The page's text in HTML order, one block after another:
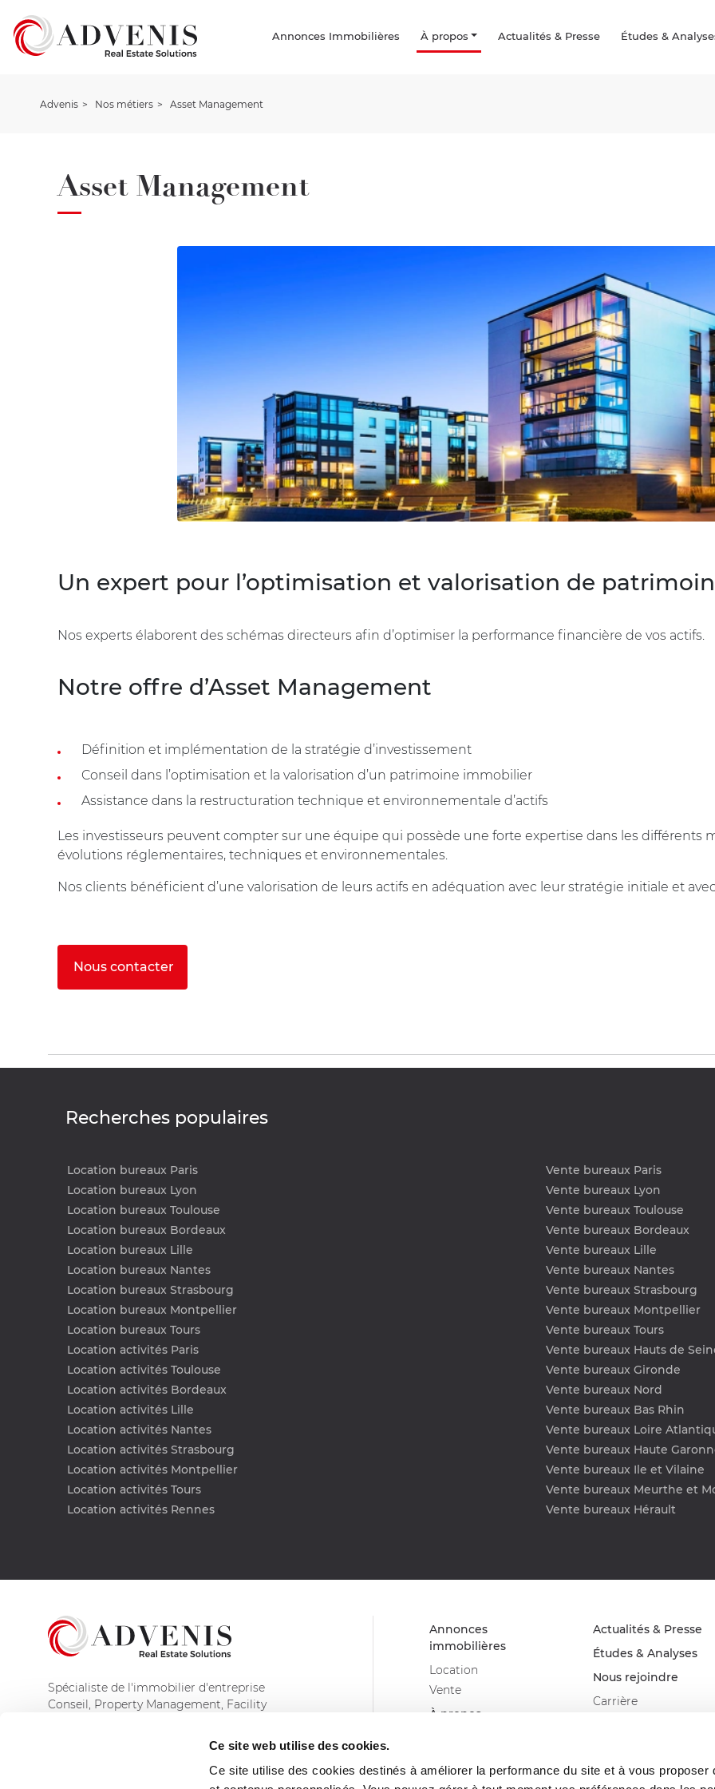
Ce site web utilise des cookies.
Ce site utilise des cookies destinés à améliorer la performance du site et à vous proposer
Annonces Immobilières À propos Actualités & Presse Études &
Advenis Nos métiers Asset Management
Asset Management
Un expert pour l’optimisation et valorisation de
Nos experts élaborent des schémas directeurs afin d’optimiser la performance financière de vos actifs.
Notre offre d’Asset Management
Définition et implémentation de la stratégie d’investissement
Conseil dans l’optimisation et la valorisation d’un patrimoine immobilier
Assistance dans la restructuration technique et environnementale d’actifs
Les investisseurs peuvent compter sur une équipe qui possède une forte expertise dans les différents
évolutions réglementaires, techniques et environnementales.
Nos clients bénéficient d’une valorisation de leurs actifs en adéquation avec leur stratégie initiale et
Nous contacter
Recherches populaires
Location bureaux Paris
Location bureaux Lyon
Location bureaux Toulouse
Location bureaux Bordeaux
Location bureaux Lille
Location bureaux Nantes
Location bureaux Strasbourg
Location bureaux Montpellier
Location bureaux Tours
Vente bureaux Paris
Vente bureaux Lyon
Vente bureaux Toulouse
Vente bureaux Bordeaux
Vente bureaux Lille
Vente bureaux Nantes
Vente bureaux Strasbourg
Vente bureaux Montpellier
Vente bureaux Tours
Location activités Paris
Location activités Toulouse
Location activités Bordeaux
Location activités Lille
Location activités Nantes
Location activités Strasbourg
Location activités Montpellier
Location activités Tours
Location activités Rennes
Vente bureaux Hauts de
Vente bureaux Gironde
Vente bureaux Nord
Vente bureaux Bas Rhin
Vente bureaux Loire
Vente bureaux Haute
Vente bureaux Ile et Vilaine
Vente bureaux Meurthe et
Vente bureaux Hérault
Spécialiste de l'immobilier d'entreprise
Conseil, Property Management, Facility
Annonces
immobilières
Location
Vente
À propos
Nos métiers
Actualités & Presse
Études & Analyses
Nous rejoindre
Carrière